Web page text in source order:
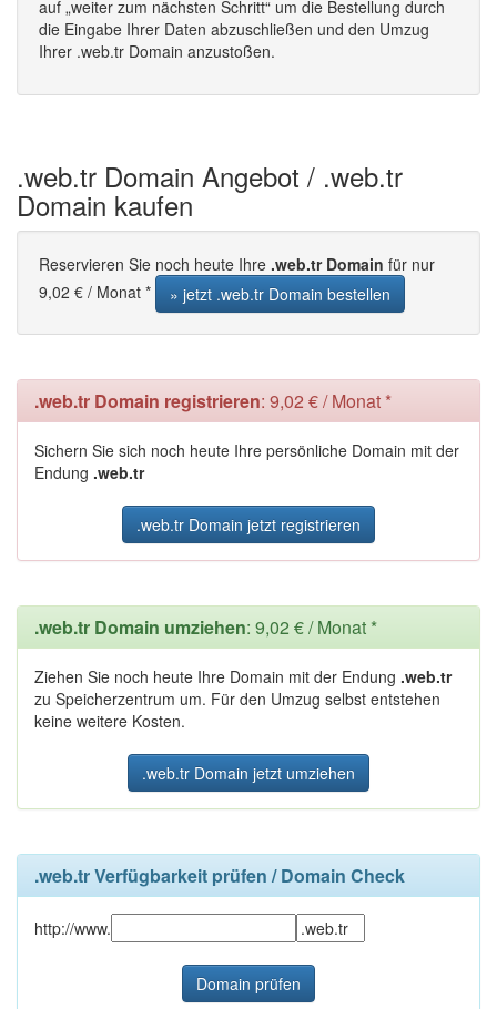
auf „weiter zum nächsten Schritt“ um die Bestellung durch
die Eingabe Ihrer Daten abzuschließen und den Umzug
Ihrer .web.tr Domain anzustoßen.
.web.tr Domain Angebot / .web.tr
Domain kaufen
Reservieren Sie noch heute Ihre .web.tr Domain für nur
9,02 € / Monat *
» jetzt .web.tr Domain bestellen
.web.tr Domain registrieren: 9,02 € / Monat *
Sichern Sie sich noch heute Ihre persönliche Domain mit der
Endung .web.tr
.web.tr Domain jetzt registrieren
.web.tr Domain umziehen: 9,02 € / Monat *
Ziehen Sie noch heute Ihre Domain mit der Endung .web.tr
zu Speicherzentrum um. Für den Umzug selbst entstehen
keine weitere Kosten.
.web.tr Domain jetzt umziehen
.web.tr Verfügbarkeit prüfen / Domain Check
http://www.